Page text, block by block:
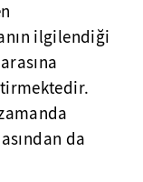
ilgilendiği
da